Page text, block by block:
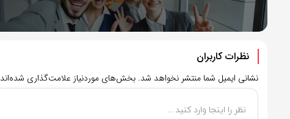
نظرات کاربران
نشانی ایمیل شما منتشر نخواهد شد. بخش‌های موردنیاز علامت‌گذاری شده‌اند